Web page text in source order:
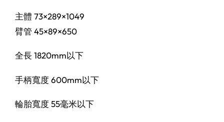
主體 73×289×1049
臂管 45×89×650
全長 1820mm以下
手柄寬度 600mm以下
輪胎寬度 55毫米以下